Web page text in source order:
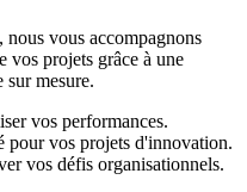
vous accompagnons
vos projets grâce à une
sur mesure.
vos performances.
pour vos projets d'innovation.
vos défis organisationnels.